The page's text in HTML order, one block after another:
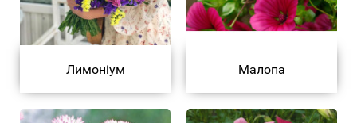
Лимоніум Малопа